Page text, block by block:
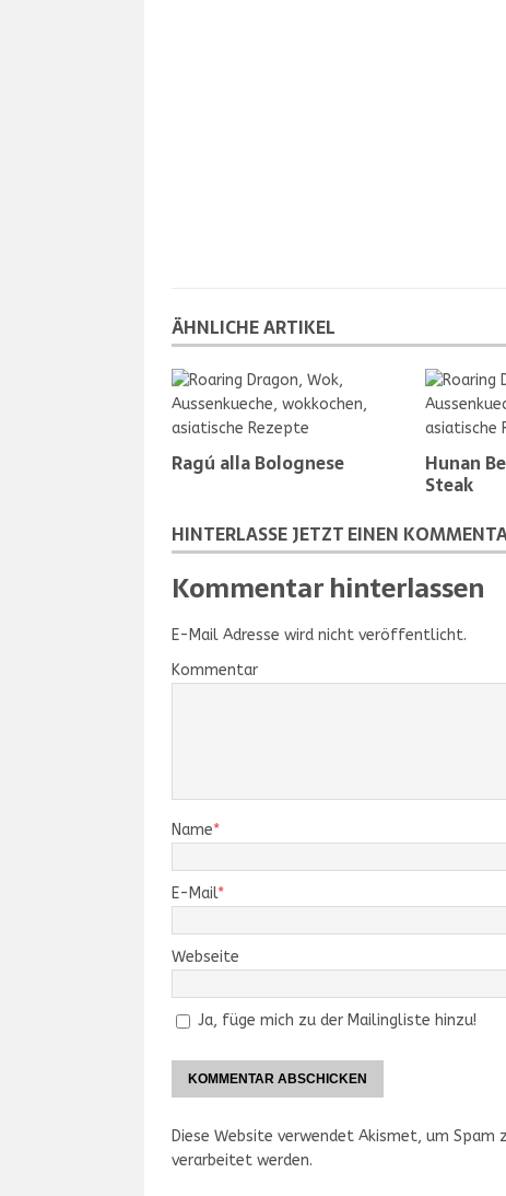
ÄHNLICHE ARTIKEL
Ragú alla Bolognese Hunan
Steak
HINTERLASSE JETZT EINEN
Kommentar hinterlassen
E-Mail Adresse wird nicht veröffentlicht.
Kommentar
Name*
E-Mail*
Webseite
Ja, füge mich zu der Mailingliste hinzu!
Diese Website verwendet Akismet, um Spam
verarbeitet werden.